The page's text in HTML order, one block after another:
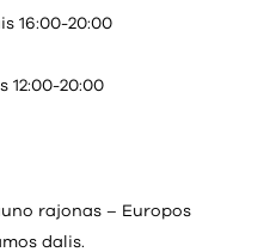
16:00-20:00
12:00-20:00
rajonas – Europos
dalis.